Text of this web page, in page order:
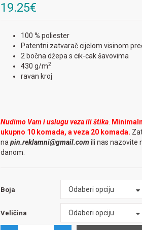
19.25€
100 % poliester
Patentni zatvarač cijelom visinom
2 bočna džepa s cik-cak šavovima
430 g/m2
ravan kroj
Nudimo Vam i uslugu veza ili štika
ukupno 10 komada, a veza 20 komada.
napin.reklamni@gmail.com ili nas nazovite
danom.
Boja Odaberi opciju
Boja
Veličina Odaberi opciju
Veličina